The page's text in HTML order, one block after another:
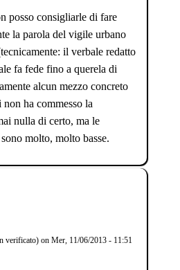
posso consigliarle di fare
la parola del vigile urbano
il verbale redatto
fa fede fino a querela di
alcun mezzo concreto
ha commesso la
nulla di certo, ma le
molto, molto basse.
verificato) on Mer, 11/06/2013 - 11:51